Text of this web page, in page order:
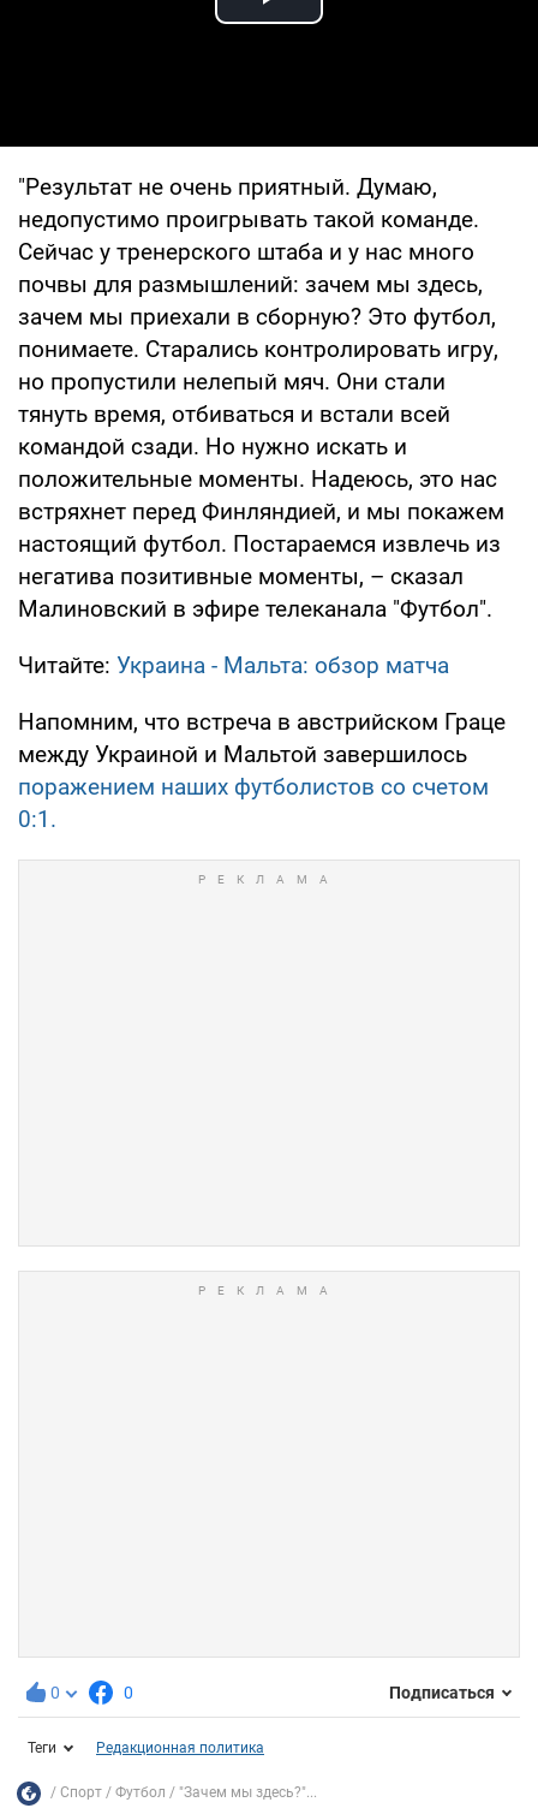
Play Video
"Результат не очень приятный. Думаю,
недопустимо проигрывать такой команде.
Сейчас у тренерского штаба и у нас много
почвы для размышлений: зачем мы здесь,
зачем мы приехали в сборную? Это футбол,
понимаете. Старались контролировать игру,
но пропустили нелепый мяч. Они стали
тянуть время, отбиваться и встали всей
командой сзади. Но нужно искать и
положительные моменты. Надеюсь, это нас
встряхнет перед Финляндией, и мы покажем
настоящий футбол. Постараемся извлечь из
негатива позитивные моменты, – сказал
Малиновский в эфире телеканала "Футбол".
Читайте: Украина - Мальта: обзор матча
Напомним, что встреча в австрийском Граце
между Украиной и Мальтой завершилось
поражением наших футболистов со счетом
0:1.
0 0 Подписаться
Теги Редакционная политика
Спорт Футбол "Зачем мы здесь?"...